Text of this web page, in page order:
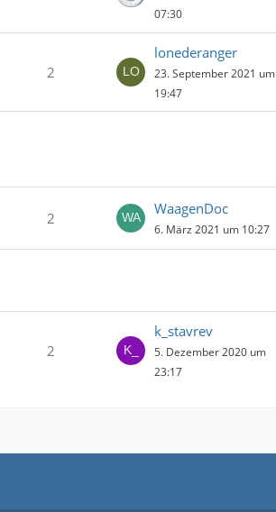
07:30
2
lonederanger
23. September 2021 um
19:47
2
WaagenDoc
6. März 2021 um 10:27
2
k_stavrev
5. Dezember 2020 um
23:17